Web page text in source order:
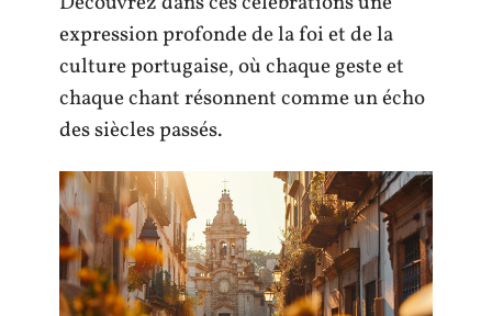
expression profonde de la foi et de la
culture portugaise, où chaque geste et
chaque chant résonnent comme un écho
des siècles passés.